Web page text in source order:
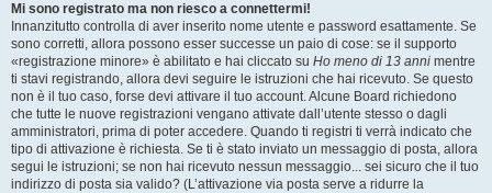
Mi sono registrato ma non riesco a connettermi!
Innanzitutto controlla di aver inserito nome utente e password esattamente. Se
sono corretti, allora possono esser successe un paio di cose: se il supporto
«registrazione minore» è abilitato e hai cliccato su Ho meno di 13 anni mentre
ti stavi registrando, allora devi seguire le istruzioni che hai ricevuto. Se questo
non è il tuo caso, forse devi attivare il tuo account. Alcune Board richiedono
che tutte le nuove registrazioni vengano attivate dall’utente stesso o dagli
amministratori, prima di poter accedere. Quando ti registri ti verrà indicato che
tipo di attivazione è richiesta. Se ti è stato inviato un messaggio di posta, allora
segui le istruzioni; se non hai ricevuto nessun messaggio... sei sicuro che il tuo
indirizzo di posta sia valido? (L’attivazione via posta serve a ridurre la